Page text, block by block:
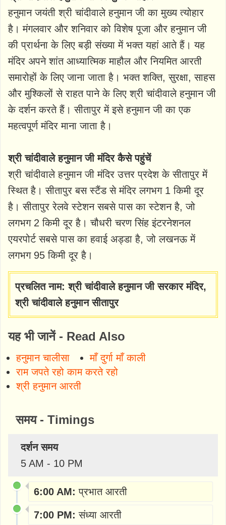
हनुमान जयंती श्री चांदीवाले हनुमान जी का मुख्य त्योहार
है। मंगलवार और शनिवार को विशेष पूजा और हनुमान जी
की प्रार्थना के लिए बड़ी संख्या में भक्त यहां आते हैं। यह
मंदिर अपने शांत आध्यात्मिक माहौल और नियमित आरती
समारोहों के लिए जाना जाता है। भक्त शक्ति, सुरक्षा, साहस
और मुश्किलों से राहत पाने के लिए श्री चांदीवाले हनुमान जी
के दर्शन करते हैं। सीतापुर में इसे हनुमान जी का एक
महत्वपूर्ण मंदिर माना जाता है।
श्री चांदीवाले हनुमान जी मंदिर कैसे पहुंचें
श्री चांदीवाले हनुमान जी मंदिर उत्तर प्रदेश के सीतापुर में
स्थित है। सीतापुर बस स्टैंड से मंदिर लगभग 1 किमी दूर
है। सीतापुर रेलवे स्टेशन सबसे पास का स्टेशन है, जो
लगभग 2 किमी दूर है। चौधरी चरण सिंह इंटरनेशनल
एयरपोर्ट सबसे पास का हवाई अड्डा है, जो लखनऊ में
लगभग 95 किमी दूर है।
प्रचलित नाम: श्री चांदीवाले हनुमान जी सरकार मंदिर,
श्री चांदीवाले हनुमान सीतापुर
यह भी जानें - Read Also
हनुमान चालीसा
माँ दुर्गा माँ काली
राम जपते रहो काम करते रहो
श्री हनुमान आरती
समय - Timings
दर्शन समय
5 AM - 10 PM
6:00 AM:प्रभात आरती
7:00 PM:संध्या आरती